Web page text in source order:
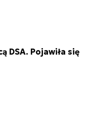
DSA. Pojawiła się